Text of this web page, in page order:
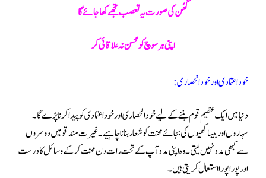
گھُن کی صورت یہ تعصب تجھے کھا جائے گا
اپنی ہر سوچ کو محسن نہ علاقائی کر
خود اعتمادی اور خود انحصاری:
دنیا میں ایک عظیم قوم بننے کے لیے خود انحصاری اور خود اعتمادی کو پیدا کرنا پڑے گا۔
سہاروں اور بیساکھیوں کی بجائے محنت کو شعار بنانا چاہیے۔ غیرت مند قومیں دوسروں
سے کبھی مدد نہیں لیتی۔ وہ اپنی مدد آپ کے تحت رات دن محنت کر کے وسائل کا درست
اور پورا پورا استعمال کریتی ہیں ۔